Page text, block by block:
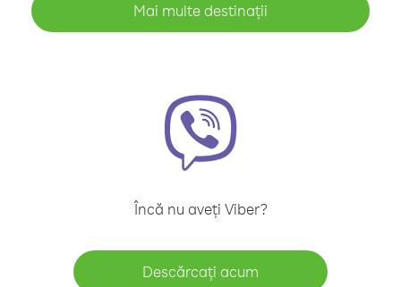
Mai multe destinații
Încă nu aveți Viber?
Descărcați acum